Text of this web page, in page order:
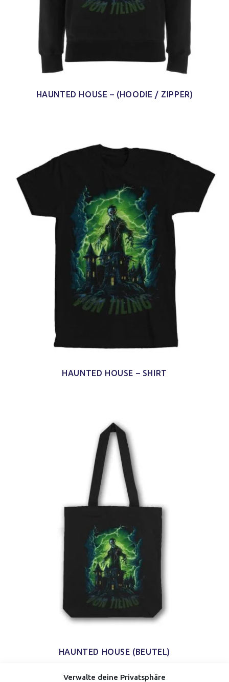
Verwalte deine Privatsphäre
HAUNTED HOUSE – (HOODIE / ZIPPER)
HAUNTED HOUSE – SHIRT
HAUNTED HOUSE (BEUTEL)